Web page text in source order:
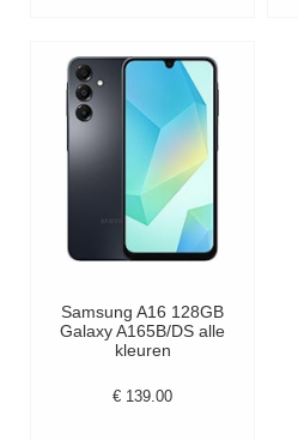
Samsung A16 128GB
Galaxy A165B/DS alle
kleuren
€ 139.00